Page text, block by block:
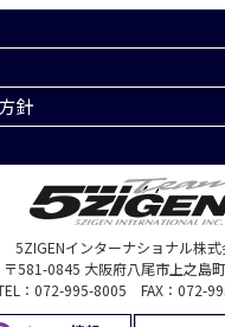
針
5ZIGENインターナショナル株
〒581-0845 大阪府八尾市上之島
：072-995-8005 FAX：072-